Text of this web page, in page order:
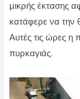
μικρής έκτασης
κατάφερε να την
Αυτές τις ώρες η
πυρκαγιάς.